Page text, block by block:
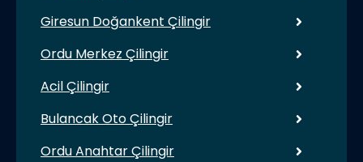
Giresun Doğankent Çilingir
Ordu Merkez Çilingir
Acil Çilingir
Bulancak Oto Çilingir
Ordu Anahtar Çilingir